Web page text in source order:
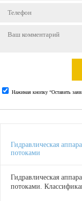
Нажимая кнопку “Оставить
Гидравлическая
потоками
Гидравлическая
потоками.